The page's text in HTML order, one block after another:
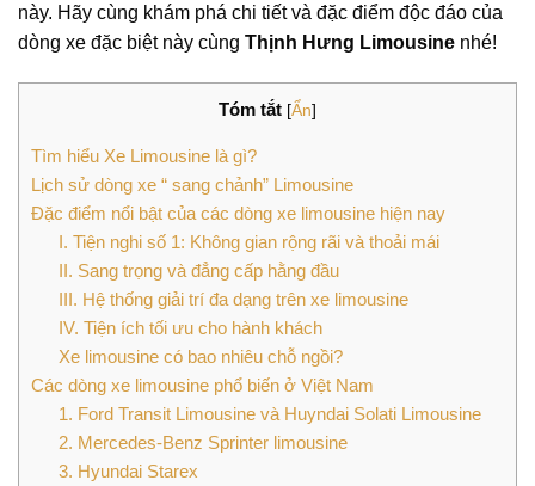
này. Hãy cùng khám phá chi tiết và đặc điểm độc đáo của
dòng xe đặc biệt này cùng Thịnh Hưng Limousine nhé!
Tóm tắt [Ẩn]
Tìm hiểu Xe Limousine là gì?
Lịch sử dòng xe “ sang chảnh” Limousine
Đặc điểm nổi bật của các dòng xe limousine hiện nay
I. Tiện nghi số 1: Không gian rộng rãi và thoải mái
II. Sang trọng và đẳng cấp hằng đầu
III. Hệ thống giải trí đa dạng trên xe limousine
IV. Tiện ích tối ưu cho hành khách
Xe limousine có bao nhiêu chỗ ngồi?
Các dòng xe limousine phổ biến ở Việt Nam
1. Ford Transit Limousine và Huyndai Solati Limousine
2. Mercedes-Benz Sprinter limousine
3. Hyundai Starex